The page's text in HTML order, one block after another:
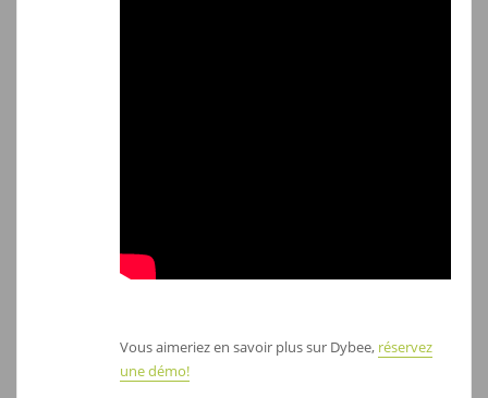
Vous aimeriez en savoir plus sur Dybee, réservez
une démo!